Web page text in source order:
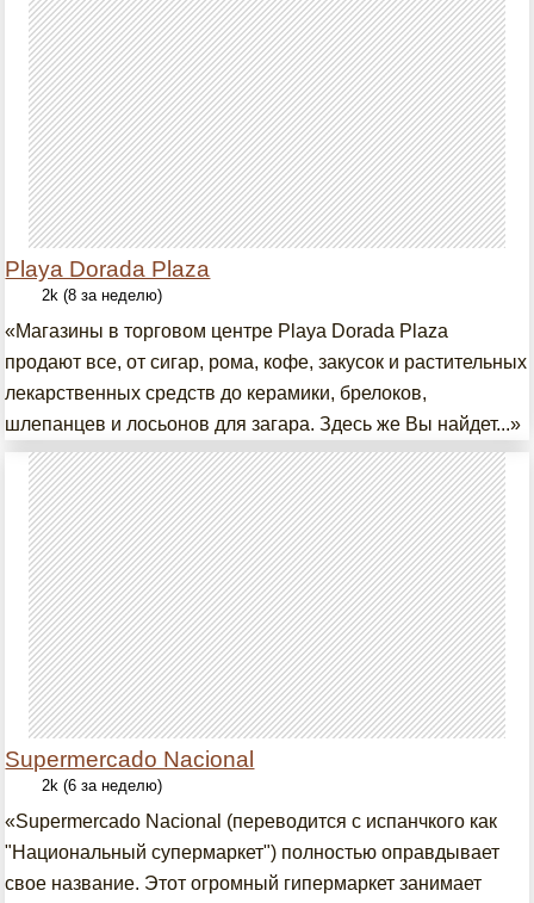
Playa Dorada Plaza
2k (8 за неделю)
«Магазины в торговом центре Playa Dorada Plaza
продают все, от сигар, рома, кофе, закусок и растительных
лекарственных средств до керамики, брелоков,
шлепанцев и лосьонов для загара. Здесь же Вы найдет...»
Supermercado Nacional
2k (6 за неделю)
«Supermercado Nacional (переводится с испанчкого как
"Национальный супермаркет") полностью оправдывает
свое название. Этот огромный гипермаркет занимает